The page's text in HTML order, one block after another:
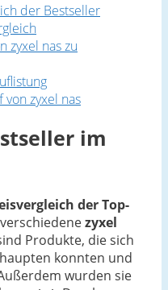
der Bestseller
zyxel nas zu
von zyxel nas
im
der Top-
zyxel
Produkte, die sich
konnten und
wurden sie